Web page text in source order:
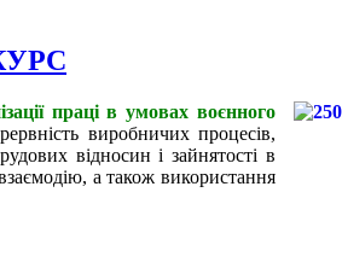
праці в умовах воєнного
виробничих процесів,
відносин і зайнятості в
а також використання